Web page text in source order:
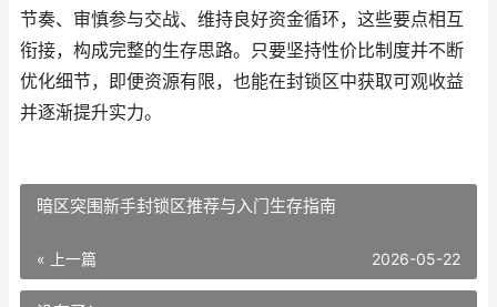
节奏、审慎参与交战、维持良好资金循环，这些要点相互
衔接，构成完整的生存思路。只要坚持性价比制度并不断
优化细节，即便资源有限，也能在封锁区中获取可观收益
并逐渐提升实力。
暗区突围新手封锁区推荐与入门生存指南
« 上一篇 2026-05-22